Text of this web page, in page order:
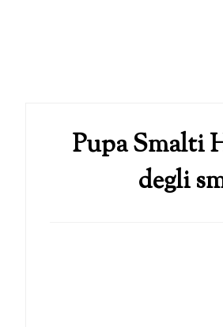
Pupa Smalti
degli